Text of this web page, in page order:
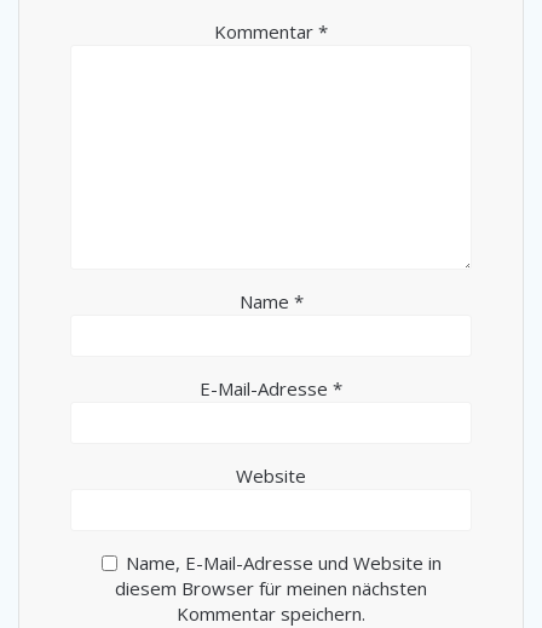
Kommentar *
Name *
E-Mail-Adresse *
Website
Name, E-Mail-Adresse und Website in
diesem Browser für meinen nächsten
Kommentar speichern.